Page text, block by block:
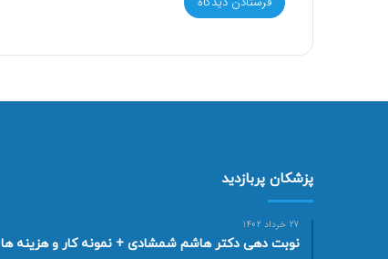
پزشکان پربازدید
27 خرداد 1402
نوبت دهی دکتر هاشم شمشادی + نمونه کار و هزینه ها